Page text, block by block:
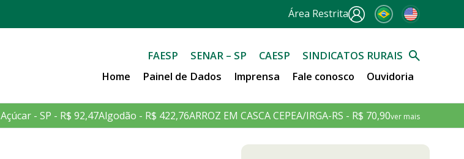
Área Restrita
FAESP SENAR – SP CAESP
SINDICATOS RURAIS
Home
Painel de Dados Imprensa Fale conosco Ouvidoria
Açúcar - SP - R$ 92,47Algodão - R$ 422,76ARROZ EM CASCA CEPEA/IRGA-RS - R$ 70,90ver mais